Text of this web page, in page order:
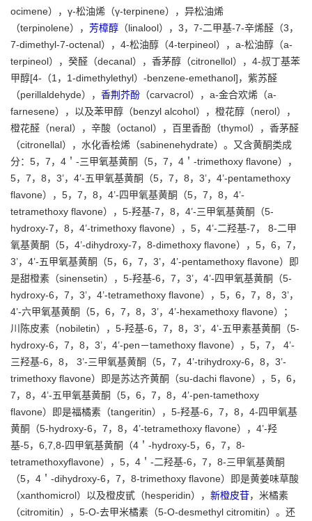
ocimene），γ-松油烯（γ-terpinene），异松油烯
（terpinolene）， 芳樟醇 （linalool），3，7-二甲基-7-辛烯醛（3，
7-dimethyl-7-octenal），4-松油醇（4-terpineol），a-松油醇（a-
terpineol），癸醛（decanal），香茅醇（citronellol），4-叔丁基苯
甲醇[4-（1，1-dimethylethyl）-benzene-emethanol]，紫苏醛
（perillaldehyde）， 香荆芥酚 （carvacrol），a-金合欢烯（a-
farnesene），以及苯甲醇（benzyl alcohol），橙花醇（nerol），
橙花醛（neral），辛酸（octanol），百里香酚（thymol），香茅醛
（citronellal），水化香桧烯（sabinenehydrate）。又含黄酮类成
分：5，7，4＇-三甲氧基黄酮（5，7，4＇-trimethoxy flavone），
5，7，8，3’，4’-五甲氧基黄酮（5，7，8，3’，4’-pentamethoxy
flavone），5，7，8，4’-四甲氧基黄酮（5，7，8，4’-
tetramethoxy flavone），5-羟基-7，8，4’-三甲氧基黄酮（5-
hydroxy-7，8，4’-trimethoxy flavone），5，4’-二羟基-7， 8-二甲
氧基黄酮（5，4’-dihydroxy-7，8-dimethoxy flavone），5，6，7，
3’，4’-五甲氧基黄酮（5，6，7，3’，4’-pentamethoxy flavone）即
是甜橙素（sinensetin），5-羟基-6，7，3’，4’-四甲氧基黄酮（5-
hydroxy-6，7，3’，4’-tetramethoxy flavone），5，6，7，8，3’，
4’-六甲氧基黄酮（5，6，7，8，3’，4’-hexamethoxy flavone）；
川陈皮素（nobiletin），5-羟基-6，7，8，3’，4’-五甲素基黄酮（5-
hydroxy-6，7，8，3’，4’-pen－tamethoxy flavone），5，7， 4’-
三羟基-6，8， 3’-三甲氧基黄酮（5，7，4’-trihydroxy-6，8，3’-
trimethoxy flavone）即是苏达齐黄酮（su-dachi flavone），5，6，
7，8，4’-五甲氧基黄酮（5，6，7，8，4’-pen-tamethoxy
flavone）即是福橘素（tangeritin），5-羟基-6，7，8，4-四甲氧基
黄酮（5-hydroxy-6，7，8，4’-tetramethoxy flavone），4’-羟
基-5，6,7,8-四甲氧基黄酮（4＇-hydroxy-5，6，7，8-
tetramethoxyflavone），5，4＇-二羟基-6，7，8-三甲氧基黄酮
（5，4＇-dihydroxy-6，7，8-trimethoxy flavone）即是黄姜味草酸
（xanthomicrol）以及橙皮甙（hesperidin）， 新橙皮苷，米橘素
（citromitin），5-O-去甲米橘素（5-O-desmethyl citromitin）。还